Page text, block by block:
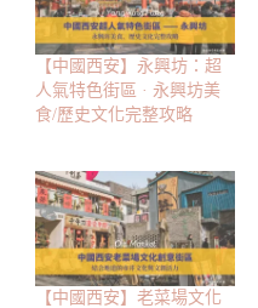
【中國西安】永興坊：超
人氣特色街區 · 永興坊美
食/歷史文化完整攻略
【中國西安】老菜場文化